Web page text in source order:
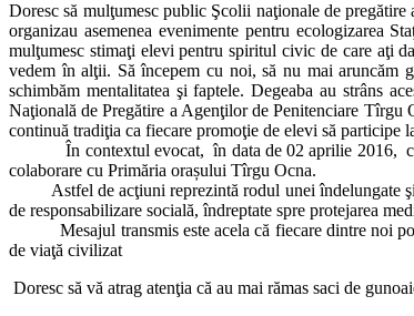
Doresc să mulţumesc public Şcolii naţionale de
organizau asemenea evenimente pentru ecologizarea
mulţumesc stimaţi elevi pentru spiritul civic de care aţi
vedem în alţii. Să începem cu noi, să nu mai aruncăm
schimbăm mentalitatea şi faptele. Degeaba au strâns
Naţională de Pregătire a Agenţilor de Penitenciare
continuă tradiţia ca fiecare promoţie de elevi să participe
În contextul evocat, în data de 02 aprilie 2016, cei
colaborare cu Primăria orașului Tîrgu Ocna.
Astfel de acţiuni reprezintă rodul unei îndelungate şi
de responsabilizare socială, îndreptate spre protejarea
Mesajul transmis este acela că fiecare dintre noi
de viaţă civilizat
Doresc să vă atrag atenţia că au mai rămas saci de